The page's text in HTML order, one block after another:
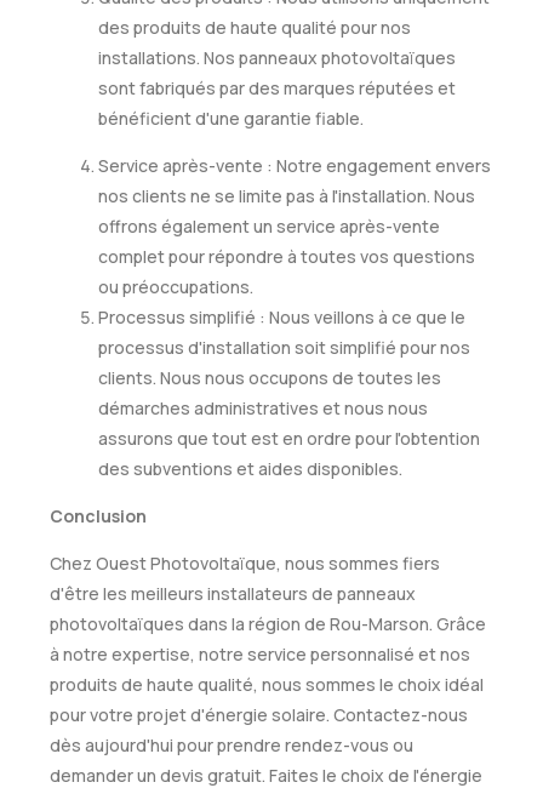
des produits de haute qualité pour nos
installations. Nos panneaux photovoltaïques
sont fabriqués par des marques réputées et
bénéficient d'une garantie fiable.
Service après-vente : Notre engagement envers
nos clients ne se limite pas à l'installation. Nous
offrons également un service après-vente
complet pour répondre à toutes vos questions
ou préoccupations.
Processus simplifié : Nous veillons à ce que le
processus d'installation soit simplifié pour nos
clients. Nous nous occupons de toutes les
démarches administratives et nous nous
assurons que tout est en ordre pour l'obtention
des subventions et aides disponibles.
Conclusion
Chez Ouest Photovoltaïque, nous sommes fiers
d'être les meilleurs installateurs de panneaux
photovoltaïques dans la région de Rou-Marson. Grâce
à notre expertise, notre service personnalisé et nos
produits de haute qualité, nous sommes le choix idéal
pour votre projet d'énergie solaire. Contactez-nous
dès aujourd'hui pour prendre rendez-vous ou
demander un devis gratuit. Faites le choix de l'énergie